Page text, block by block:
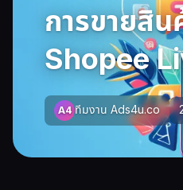
การขายสิน
Shopee
A4 ทีมงาน Ads4u.co